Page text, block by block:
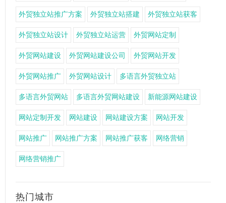
外贸独立站推广方案 外贸独立站搭建 外贸独立站获客
外贸独立站设计 外贸独立站运营 外贸网站定制
外贸网站建设 外贸网站建设公司 外贸网站开发
外贸网站推广 外贸网站设计 多语言外贸独立站
多语言外贸网站 多语言外贸网站建设 新能源网站建设
网站定制开发 网站建设 网站建设方案 网站开发
网站推广 网站推广方案 网站推广获客 网络营销
网络营销推广
热门城市